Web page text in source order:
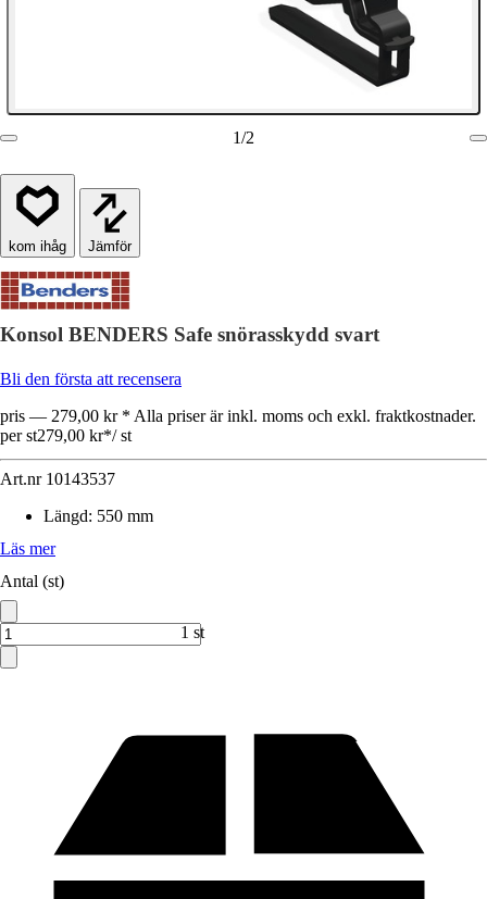
1/2
Jämför
Konsol BENDERS Safe snörasskydd svart
Bli den första att recensera
pris — 279,00 kr * Alla priser är inkl. moms och exkl. fraktkostnader.
per st279,00 kr*/ st
Art.nr 10143537
Längd: 550 mm
Läs mer
Antal (st)
1 st